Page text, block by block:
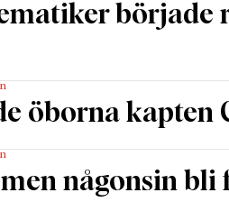
började
öborna kapten
någonsin bli